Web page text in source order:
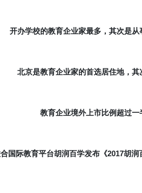
开办学校的教育企业家最多，其次是从
北京是教育企业家的首选居住地，其
教育企业境外上市比例超过一
国际教育平台胡润百学发布《2017胡润